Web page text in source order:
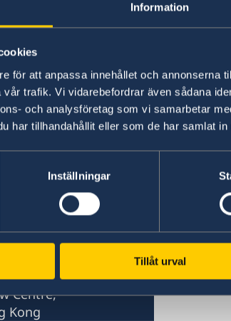
Information
för att anpassa innehållet och annonserna
trafik. Vi vidarebefordrar även sådana
och analysföretag som vi samarbetar
har tillhandahållit eller som de har samlat
Inställningar
Tillåt urval
Det innebär bland annat att
kosta 1280 HKD. Uppdaterad
Senast uppdaterad 02 mars 2020,
Centre,
Kong
Centre,
Kong